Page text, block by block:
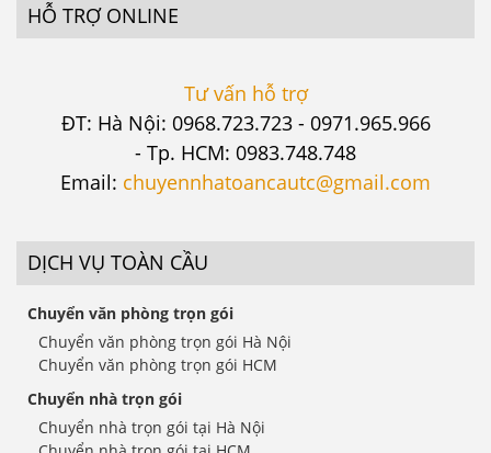
HỖ TRỢ ONLINE
Tư vấn hỗ trợ
ĐT: Hà Nội: 0968.723.723 - 0971.965.966
- Tp. HCM: 0983.748.748
Email: chuyennhatoancautc@gmail.com
DỊCH VỤ TOÀN CẦU
Chuyển văn phòng trọn gói
Chuyển văn phòng trọn gói Hà Nội
Chuyển văn phòng trọn gói HCM
Chuyển nhà trọn gói
Chuyển nhà trọn gói tại Hà Nội